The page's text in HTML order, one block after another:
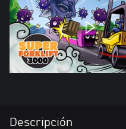
Descripción